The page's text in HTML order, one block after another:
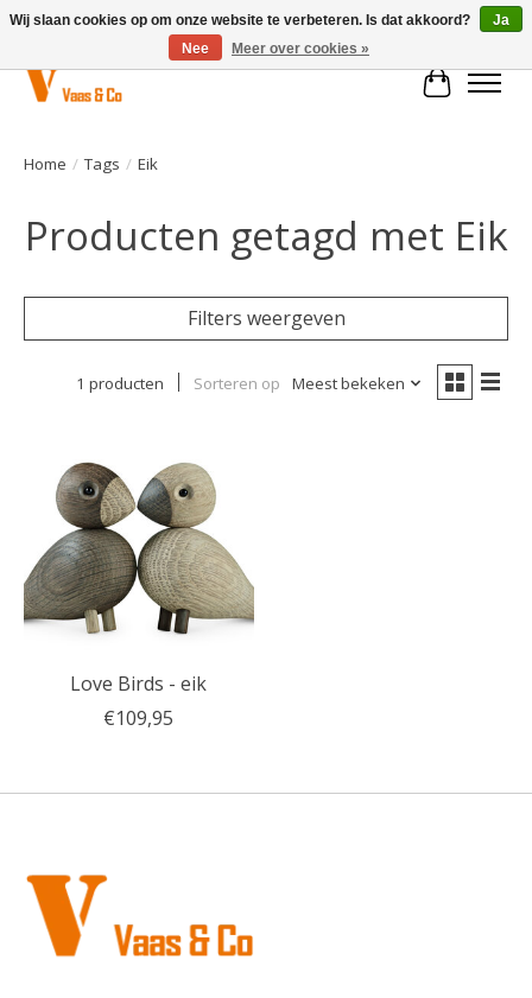
Home / Tags / Eik
Producten getagd met Eik
Filters weergeven
1 producten Sorteren op Meest bekeken
Love Birds - eik
€109,95
Wij slaan cookies op om onze website te verbeteren. Is dat akkoord?
Ja
Nee
Meer over cookies »